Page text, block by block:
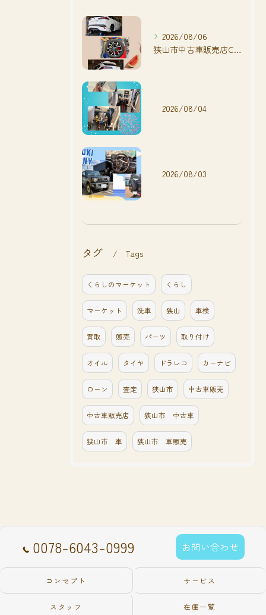
2026/08/06
狭山市中古車販売店CarShop FACT.🚗
2026/08/04
2026/08/03
タグ Tags
くらしのマーケット くらし
マーケット 洗車 狭山 車検
買取 販売 パーツ 取り付け
オイル タイヤ ドラレコ カーナビ
ローン 査定 狭山市 中古車販売
中古車販売店 狭山市 中古車
狭山市 車 狭山市 車販売
0078-6043-0999 お問い合わせ
コンセプト サービス
スタッフ 在庫一覧